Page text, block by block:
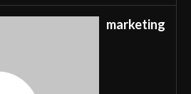
marketing